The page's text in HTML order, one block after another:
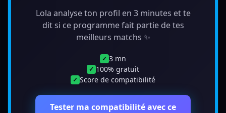
Lola analyse ton profil en 3 minutes et te
dit si ce programme fait partie de tes
meilleurs matchs ✨
✓ 3 mn
✓ 100% gratuit
✓ Score de compatibilité
Tester ma compatibilité avec ce